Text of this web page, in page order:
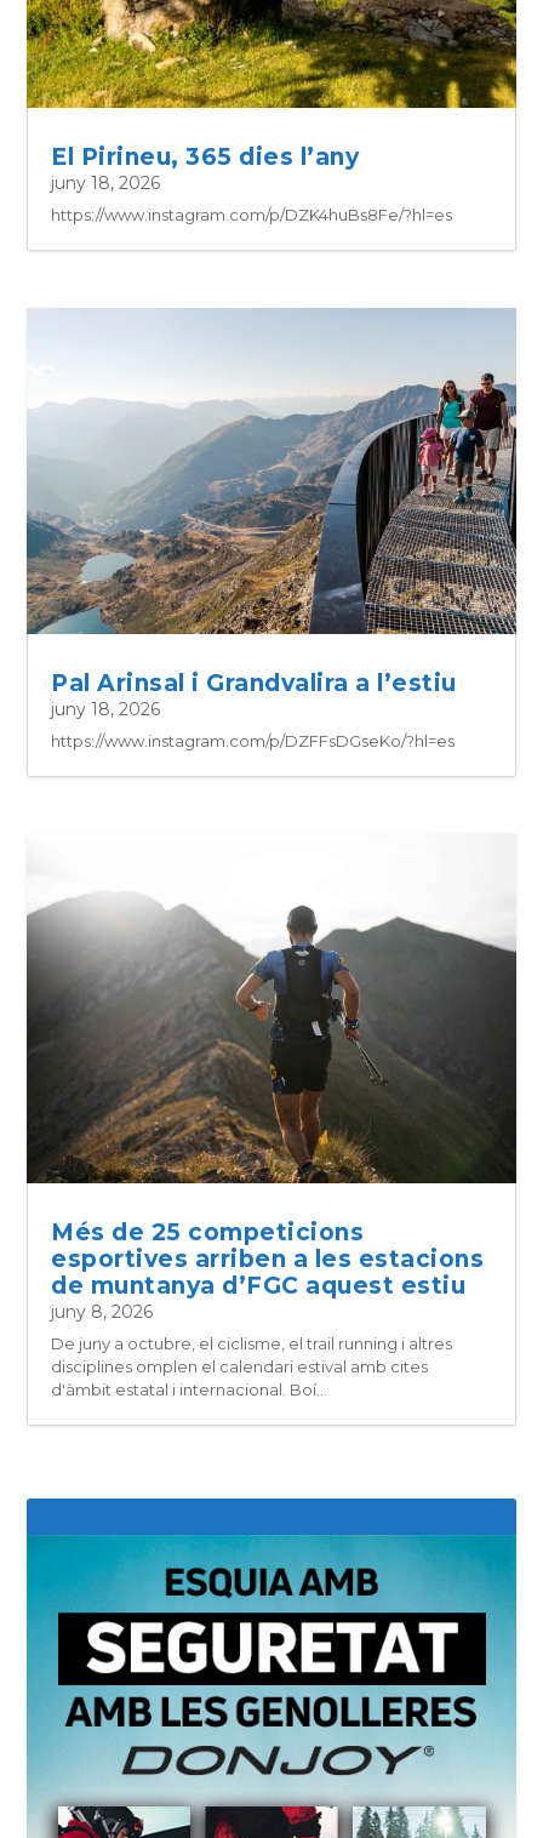
El Pirineu, 365 dies l’any
juny 18, 2026
https://www.instagram.com/p/DZK4huBs8Fe/?hl=es
Pal Arinsal i Grandvalira a l’estiu
juny 18, 2026
https://www.instagram.com/p/DZFFsDGseKo/?hl=es
Més de 25 competicions
esportives arriben a les estacions
de muntanya d’FGC aquest estiu
juny 8, 2026
De juny a octubre, el ciclisme, el trail running i altres
disciplines omplen el calendari estival amb cites
d'àmbit estatal i internacional. Boí...